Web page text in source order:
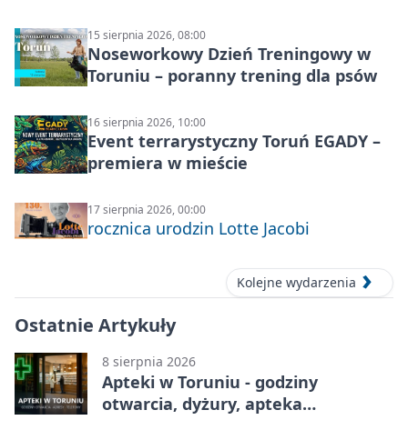
15 sierpnia 2026, 08:00
Noseworkowy Dzień Treningowy w
Toruniu – poranny trening dla psów
16 sierpnia 2026, 10:00
Event terrarystyczny Toruń EGADY –
premiera w mieście
17 sierpnia 2026, 00:00
rocznica urodzin Lotte Jacobi
Kolejne wydarzenia
Ostatnie Artykuły
8 sierpnia 2026
Apteki w Toruniu - godziny
otwarcia, dyżury, apteka